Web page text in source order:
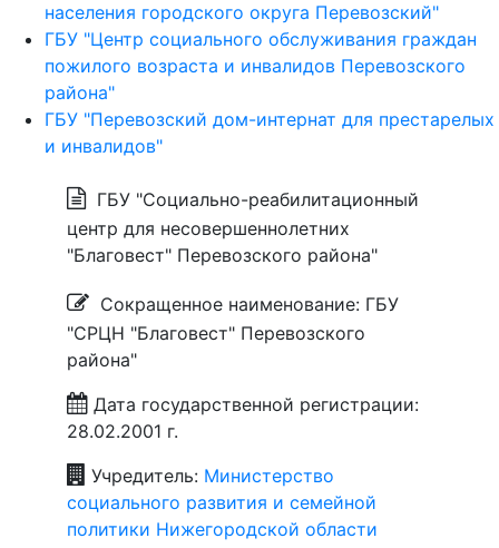
населения городского округа Перевозский"
ГБУ "Центр социального обслуживания граждан
пожилого возраста и инвалидов Перевозского
района"
ГБУ "Перевозский дом-интернат для престарелых
и инвалидов"
ГБУ "Социально-реабилитационный
центр для несовершеннолетних
"Благовест" Перевозского района"
Сокращенное наименование: ГБУ
"СРЦН "Благовест" Перевозского
района"
Дата государственной регистрации:
28.02.2001 г.
Учредитель: Министерство
социального развития и семейной
политики Нижегородской области